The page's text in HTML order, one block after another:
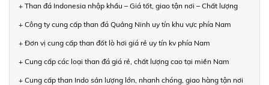
+ Than đá Indonesia nhập khẩu – Giá tốt, giao tận nơi – Chất lượng
+ Công ty cung cấp than đá Quảng Ninh uy tín khu vực phía Nam
+ Đơn vị cung cấp than đốt lò hơi giá rẻ uy tín kv phía Nam
+ Cung cấp các loại than đá giá rẻ, chất lượng cao tại miền Nam
+ Cung cấp than Indo sản lượng lớn, nhanh chóng, giao hàng tận nơi